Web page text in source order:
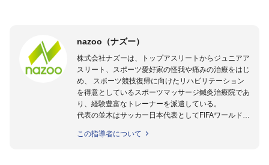
nazoo（ナズー）
株式会社ナズーは、トップアスリートからジュニアア
スリート、スポーツ愛好家の怪我や痛みの治療をはじ
め、 スポーツ競技復帰に向けたリハビリテーション
を得意としているスポーツマッサージ鍼灸治療院であ
り、経験豊富なトレーナーを派遣している。
代表の並木はサッカー日本代表としてFIFAワールドカ
のほかU-23日本代表のアスレティックトレーナーと
この指導者について